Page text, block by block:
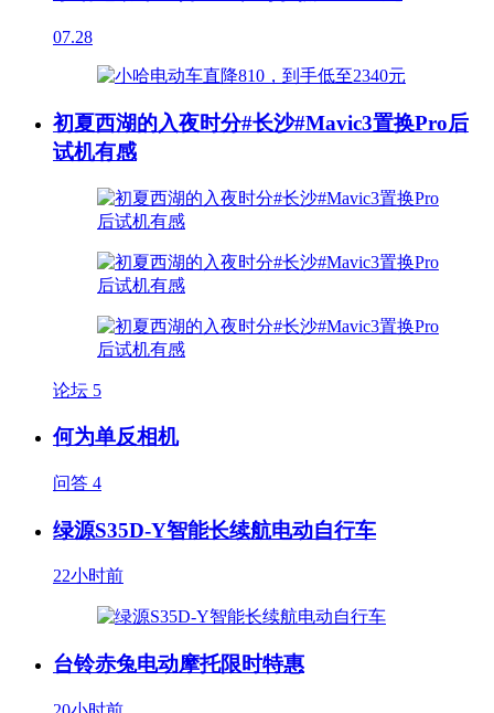
07.28
初夏西湖的入夜时分#长沙#Mavic3置换Pro后
试机有感
论坛 5
何为单反相机
问答 4
绿源S35D-Y智能长续航电动自行车
22小时前
台铃赤兔电动摩托限时特惠